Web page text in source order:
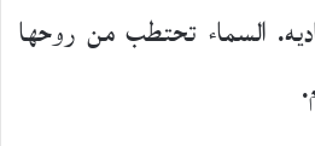
السماء تحتطب من روحها